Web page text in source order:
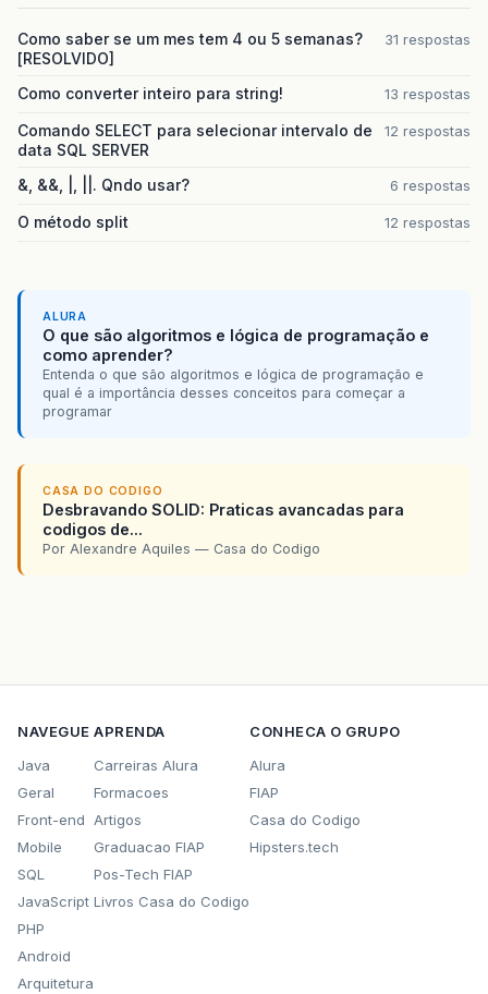
Como saber se um mes tem 4 ou 5 semanas?
[RESOLVIDO]
31 respostas
Como converter inteiro para string! 13 respostas
Comando SELECT para selecionar intervalo de
data SQL SERVER
12 respostas
&, &&, |, ||. Qndo usar? 6 respostas
O método split 12 respostas
ALURA
O que são algoritmos e lógica de programação e
como aprender?
Entenda o que são algoritmos e lógica de programação e
qual é a importância desses conceitos para começar a
programar
CASA DO CODIGO
Desbravando SOLID: Praticas avancadas para
codigos de...
Por Alexandre Aquiles — Casa do Codigo
NAVEGUE
Java
Geral
Front-end
Mobile
SQL
JavaScript
PHP
Android
Arquitetura
APRENDA
Carreiras Alura
Formacoes
Artigos
Graduacao FIAP
Pos-Tech FIAP
Livros Casa do Codigo
CONHECA O GRUPO
Alura
FIAP
Casa do Codigo
Hipsters.tech